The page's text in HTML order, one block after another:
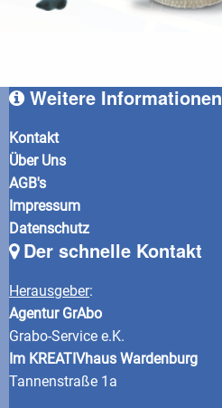
Weitere Informationen
Kontakt
Über Uns
AGB's
Impressum
Datenschutz
Der schnelle Kontakt
Herausgeber:
Agentur GrAbo
Grabo-Service e.K.
Im KREATIVhaus Wardenburg
Tannenstraße 1a